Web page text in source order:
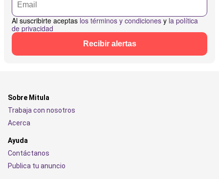
Al suscribirte aceptas los términos y condiciones y la política
de privacidad
Recibir alertas
Sobre Mitula
Trabaja con nosotros
Acerca
Ayuda
Contáctanos
Publica tu anuncio